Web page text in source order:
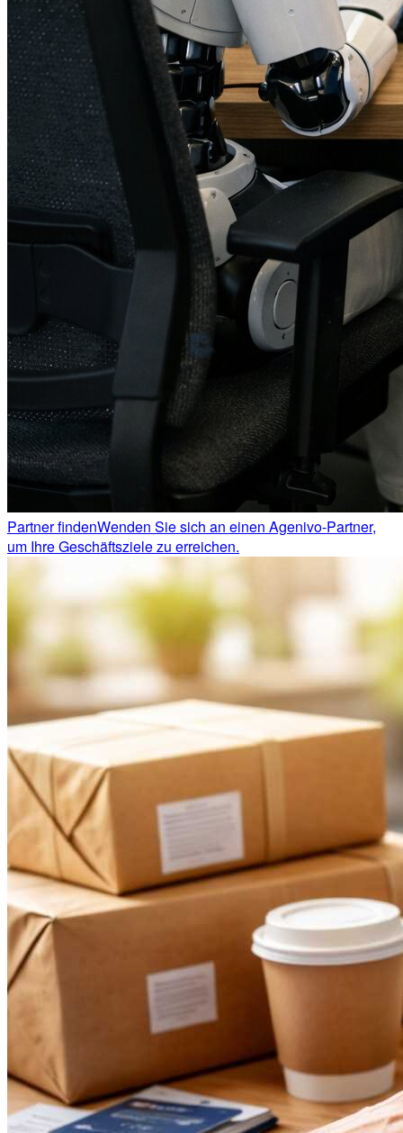
Partner findenWenden Sie sich an einen Agenivo-Partner,
um Ihre Geschäftsziele zu erreichen.